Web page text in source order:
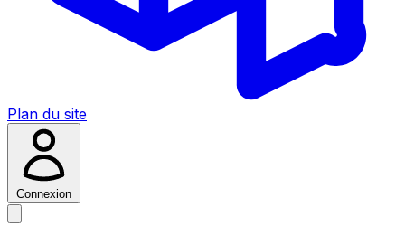
Plan du site
Connexion